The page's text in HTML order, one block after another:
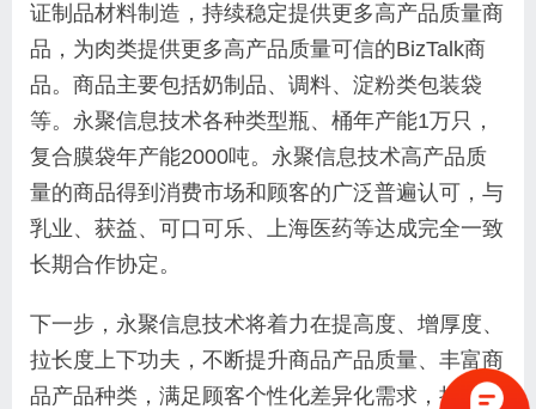
证制品材料制造，持续稳定提供更多高产品质量商
品，为肉类提供更多高产品质量可信的BizTalk商
品。商品主要包括奶制品、调料、淀粉类包装袋
等。永聚信息技术各种类型瓶、桶年产能1万只，
复合膜袋年产能2000吨。永聚信息技术高产品质
量的商品得到消费市场和顾客的广泛普遍认可，与
乳业、获益、可口可乐、上海医药等达成完全一致
长期合作协定。
下一步，永聚信息技术将着力在提高度、增厚度、
拉长度上下功夫，不断提升商品产品质量、丰富商
品产品种类，满足顾客个性化差异化需求，持续为